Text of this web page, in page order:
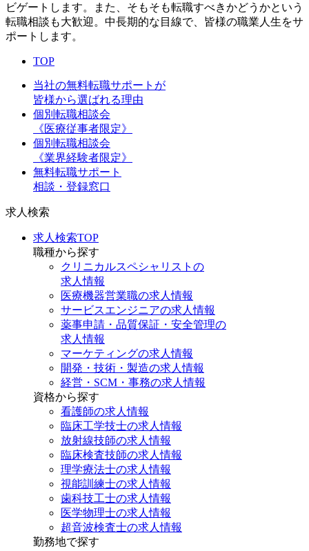
ビゲートします。また、そもそも転職すべきかどうかという
転職相談も大歓迎。中長期的な目線で、皆様の職業人生をサ
ポートします。
TOP
当社の無料転職サポートが
皆様から選ばれる理由
個別転職相談会
《医療従事者限定》
個別転職相談会
《業界経験者限定》
無料転職サポート
相談・登録窓口
求人検索
求人検索TOP
職種から探す
クリニカルスペシャリストの
求人情報
医療機器営業職の求人情報
サービスエンジニアの求人情報
薬事申請・品質保証・安全管理の
求人情報
マーケティングの求人情報
開発・技術・製造の求人情報
経営・SCM・事務の求人情報
資格から探す
看護師の求人情報
臨床工学技士の求人情報
放射線技師の求人情報
臨床検査技師の求人情報
理学療法士の求人情報
視能訓練士の求人情報
歯科技工士の求人情報
医学物理士の求人情報
超音波検査士の求人情報
勤務地で探す